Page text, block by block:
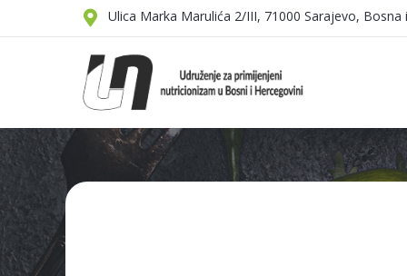
Ulica Marka Marulića 2/III, 71000 Sarajevo, Bosna